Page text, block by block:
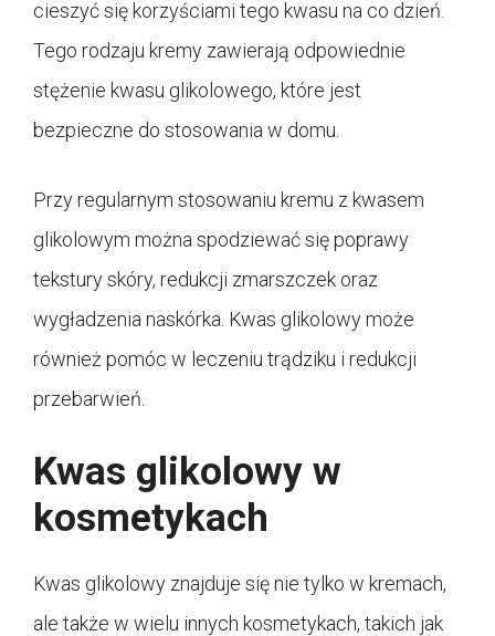
cieszyć się korzyściami tego kwasu na co dzień.
Tego rodzaju kremy zawierają odpowiednie
stężenie kwasu glikolowego, które jest
bezpieczne do stosowania w domu.
Przy regularnym stosowaniu kremu z kwasem
glikolowym można spodziewać się poprawy
tekstury skóry, redukcji zmarszczek oraz
wygładzenia naskórka. Kwas glikolowy może
również pomóc w leczeniu trądziku i redukcji
przebarwień.
Kwas glikolowy w
kosmetykach
Kwas glikolowy znajduje się nie tylko w kremach,
ale także w wielu innych kosmetykach, takich jak